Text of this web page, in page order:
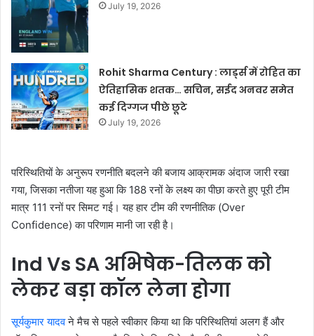
July 19, 2026
Rohit Sharma Century : लार्ड्स में रोहित का
ऐतिहासिक शतक… सचिन, सईद अनवर समेत
कई दिग्गज पीछे छूटे
July 19, 2026
परिस्थितियों के अनुरूप रणनीति बदलने की बजाय आक्रामक अंदाज जारी रखा
गया, जिसका नतीजा यह हुआ कि 188 रनों के लक्ष्य का पीछा करते हुए पूरी टीम
मात्र 111 रनों पर सिमट गई। यह हार टीम की रणनीतिक (Over
Confidence) का परिणाम मानी जा रही है।
Ind Vs SA अभिषेक-तिलक को
लेकर बड़ा कॉल लेना होगा
सूर्यकुमार यादवने मैच से पहले स्वीकार किया था कि परिस्थितियां अलग हैं और